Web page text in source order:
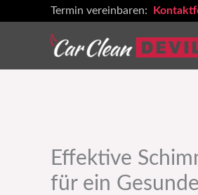
Termin vereinbaren:
Effektive
für ein